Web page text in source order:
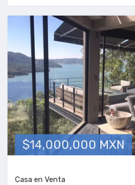
$14,000,000 MXN
Casa en Venta